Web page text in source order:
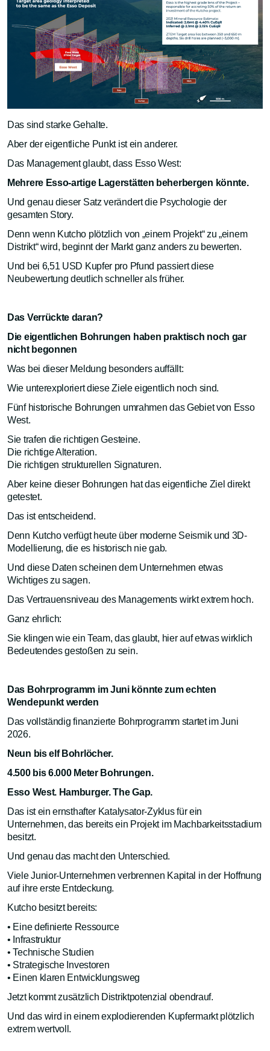
Das sind starke Gehalte.
Aber der eigentliche Punkt ist ein anderer.
Das Management glaubt, dass Esso West:
Mehrere Esso-artige Lagerstätten beherbergen könnte.
Und genau dieser Satz verändert die Psychologie der
gesamten Story.
Denn wenn Kutcho plötzlich von „einem Projekt“ zu „einem
Distrikt“ wird, beginnt der Markt ganz anders zu bewerten.
Und bei 6,51 USD Kupfer pro Pfund passiert diese
Neubewertung deutlich schneller als früher.
Das Verrückte daran?
Die eigentlichen Bohrungen haben praktisch noch gar
nicht begonnen
Was bei dieser Meldung besonders auffällt:
Wie unterexploriert diese Ziele eigentlich noch sind.
Fünf historische Bohrungen umrahmen das Gebiet von Esso
West.
Sie trafen die richtigen Gesteine.
Die richtige Alteration.
Die richtigen strukturellen Signaturen.
Aber keine dieser Bohrungen hat das eigentliche Ziel direkt
getestet.
Das ist entscheidend.
Denn Kutcho verfügt heute über moderne Seismik und 3D-
Modellierung, die es historisch nie gab.
Und diese Daten scheinen dem Unternehmen etwas
Wichtiges zu sagen.
Das Vertrauensniveau des Managements wirkt extrem hoch.
Ganz ehrlich:
Sie klingen wie ein Team, das glaubt, hier auf etwas wirklich
Bedeutendes gestoßen zu sein.
Das Bohrprogramm im Juni könnte zum echten
Wendepunkt werden
Das vollständig finanzierte Bohrprogramm startet im Juni
2026.
Neun bis elf Bohrlöcher.
4.500 bis 6.000 Meter Bohrungen.
Esso West. Hamburger. The Gap.
Das ist ein ernsthafter Katalysator-Zyklus für ein
Unternehmen, das bereits ein Projekt im Machbarkeitsstadium
besitzt.
Und genau das macht den Unterschied.
Viele Junior-Unternehmen verbrennen Kapital in der Hoffnung
auf ihre erste Entdeckung.
Kutcho besitzt bereits:
• Eine definierte Ressource
• Infrastruktur
• Technische Studien
• Strategische Investoren
• Einen klaren Entwicklungsweg
Jetzt kommt zusätzlich Distriktpotenzial obendrauf.
Und das wird in einem explodierenden Kupfermarkt plötzlich
extrem wertvoll.